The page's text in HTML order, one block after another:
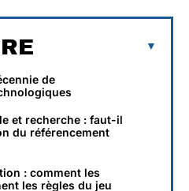
de
et recherche : faut-il
du référencement
: comment les
les règles du jeu